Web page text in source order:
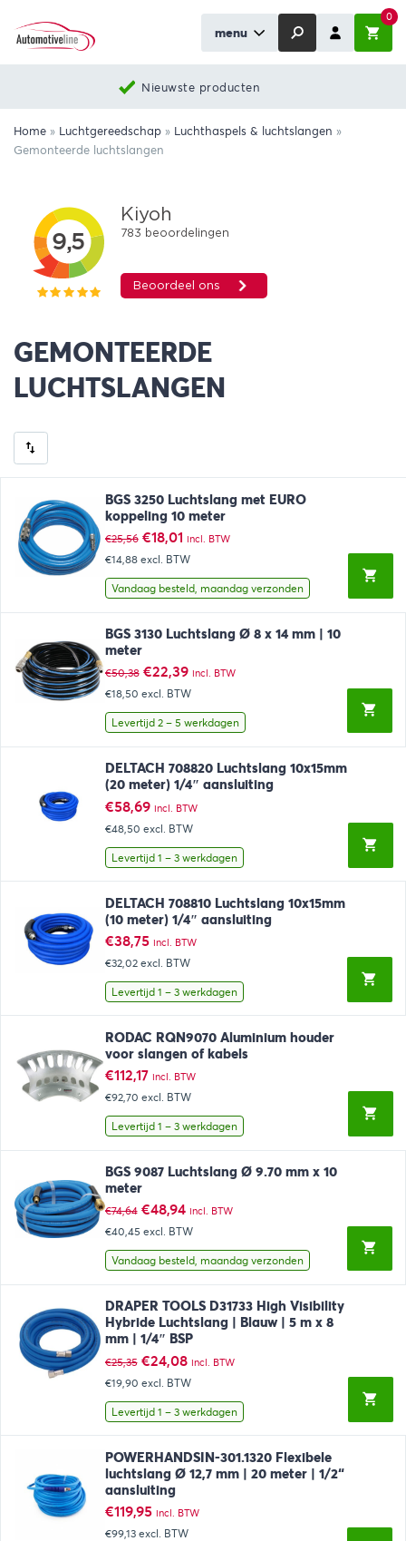
menu
0
Nieuwste producten
Home » Luchtgereedschap » Luchthaspels & luchtslangen »
Gemonteerde luchtslangen
GEMONTEERDE
LUCHTSLANGEN
BGS 3250 Luchtslang met EURO
koppeling 10 meter
€25,56 Oorspronkelijke
prijs
was:
€25,56.
€18,01Huidige
prijs
is:
€18,01.
incl. BTW
€14,88 excl. BTW
Vandaag besteld, maandag verzonden
BGS 3130 Luchtslang Ø 8 x 14 mm | 10
meter
€50,38 Oorspronkelijke
prijs
was:
€50,38.
€22,39Huidige
prijs
is:
€22,39.
incl. BTW
€18,50 excl. BTW
Levertijd 2 – 5 werkdagen
DELTACH 708820 Luchtslang 10x15mm
(20 meter) 1/4″ aansluiting
€58,69 incl. BTW
€48,50 excl. BTW
Levertijd 1 – 3 werkdagen
DELTACH 708810 Luchtslang 10x15mm
(10 meter) 1/4″ aansluiting
€38,75 incl. BTW
€32,02 excl. BTW
Levertijd 1 – 3 werkdagen
RODAC RQN9070 Aluminium houder
voor slangen of kabels
€112,17 incl. BTW
€92,70 excl. BTW
Levertijd 1 – 3 werkdagen
BGS 9087 Luchtslang Ø 9.70 mm x 10
meter
€74,64 Oorspronkelijke
prijs
was:
€74,64.
€48,94Huidige
prijs
is:
€48,94.
incl. BTW
€40,45 excl. BTW
Vandaag besteld, maandag verzonden
DRAPER TOOLS D31733 High Visibility
Hybride Luchtslang | Blauw | 5 m x 8
mm | 1/4″ BSP
€25,35 Oorspronkelijke
prijs
was:
€25,35.
€24,08Huidige
prijs
is:
€24,08.
incl. BTW
€19,90 excl. BTW
Levertijd 1 – 3 werkdagen
POWERHANDSIN-301.1320 Flexibele
luchtslang Ø 12,7 mm | 20 meter | 1/2“
aansluiting
€119,95 incl. BTW
€99,13 excl. BTW